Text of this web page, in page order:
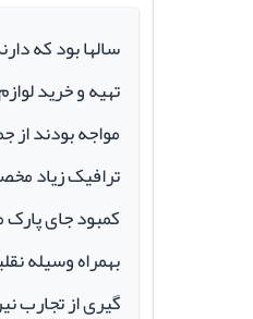
سالها بود که
تهیه و خرید
مواجه بودند از
ترافیک زیاد
کمبود جای پارک
بهمراه وسیله
گیری از تجارب